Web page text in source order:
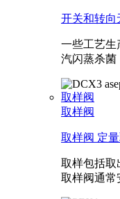
开关和转向
一些工艺生
汽闪蒸杀菌
取样阀
取样阀
取样阀 定
取样包括取
取样阀通常